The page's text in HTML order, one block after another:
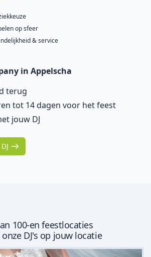
op sfeer
& service
in Appelscha
terug
tot 14 dagen voor het feest
jouw DJ
100-en feestlocaties
DJ's op jouw locatie